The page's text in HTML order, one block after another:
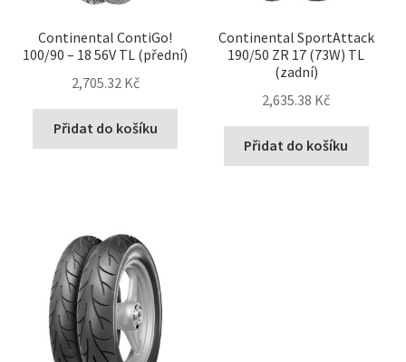
Continental ContiGo!
100/90 – 18 56V TL (přední)
2,705.32 Kč
Přidat do košíku
Continental SportAttack
190/50 ZR 17 (73W) TL
(zadní)
2,635.38 Kč
Přidat do košíku